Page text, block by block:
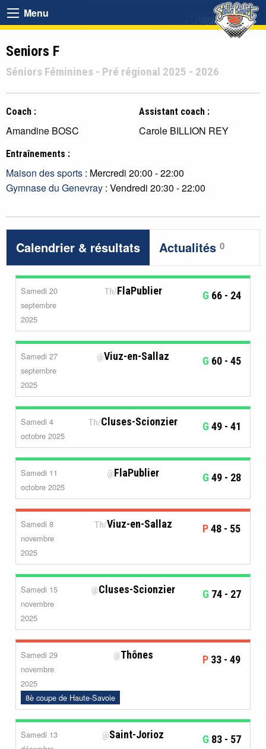
Menu
Seniors F
Séniors Féminines - Pré régional 2025 - 2026
Coach :
Amandine BOSC
Assistant coach :
Carole BILLION REY
Entraînements :
Maison des sports : Mercredi 20:00 - 22:00
Gymnase du Genevray : Vendredi 20:30 - 22:00
Calendrier & résultats Actualités 0
Samedi 20
septembre
2025
Th/FlaPublier G 66 - 24
Samedi 27
septembre
2025
@Viuz-en-Sallaz G 60 - 45
Samedi 4
octobre 2025
Th/Cluses-Scionzier G 49 - 41
Samedi 11
octobre 2025
@FlaPublier G 49 - 28
Samedi 8
novembre
2025
Th/Viuz-en-Sallaz P48 - 55
Samedi 15
novembre
2025
@Cluses-Scionzier G 74 - 27
Samedi 29
novembre
2025
8è coupe de Haute-Savoie
@Thônes P 33 - 49
Samedi 13
@Saint-Jorioz G 83 - 57